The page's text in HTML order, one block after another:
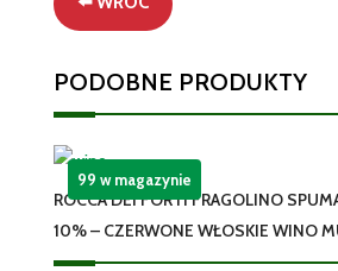
Prosecco
Millesimato
75
cl
wyjątkowe
wino
musujące
typu
PODOBNE PRODUKTY
ROCCA DEI FORTI FRAGOLINO
10% – CZERWONE WŁOSKIE WINO
99 w magazynie